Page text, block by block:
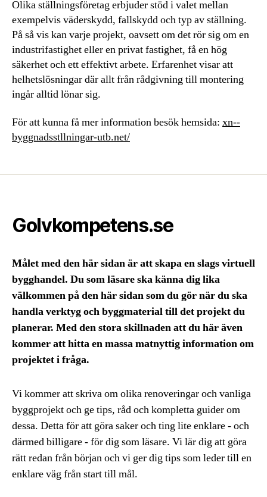
Olika ställningsföretag erbjuder stöd i valet mellan
exempelvis väderskydd, fallskydd och typ av ställning.
På så vis kan varje projekt, oavsett om det rör sig om en
industrifastighet eller en privat fastighet, få en hög
säkerhet och ett effektivt arbete. Erfarenhet visar att
helhetslösningar där allt från rådgivning till montering
ingår alltid lönar sig.
För att kunna få mer information besök hemsida: xn--
byggnadsstllningar-utb.net/
Golvkompetens.se
Målet med den här sidan är att skapa en slags virtuell
bygghandel. Du som läsare ska känna dig lika
välkommen på den här sidan som du gör när du ska
handla verktyg och byggmaterial till det projekt du
planerar. Med den stora skillnaden att du här även
kommer att hitta en massa matnyttig information om
projektet i fråga.
Vi kommer att skriva om olika renoveringar och vanliga
byggprojekt och ge tips, råd och kompletta guider om
dessa. Detta för att göra saker och ting lite enklare - och
därmed billigare - för dig som läsare. Vi lär dig att göra
rätt redan från början och vi ger dig tips som leder till en
enklare väg från start till mål.